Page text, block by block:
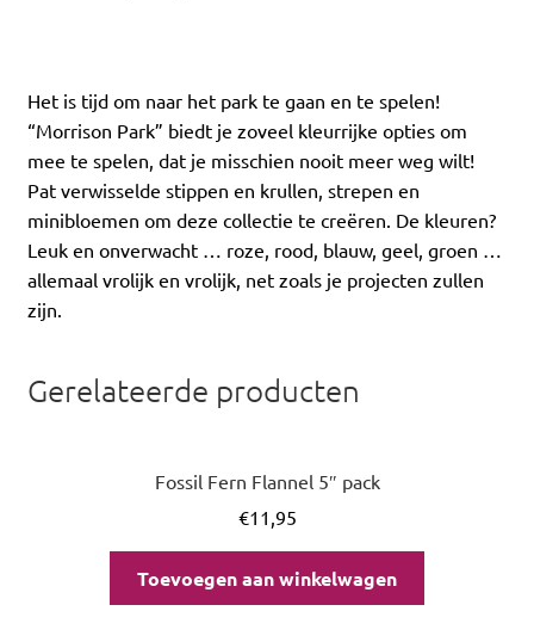
Het is tijd om naar het park te gaan en te spelen!
“Morrison Park” biedt je zoveel kleurrijke opties om
mee te spelen, dat je misschien nooit meer weg wilt!
Pat verwisselde stippen en krullen, strepen en
minibloemen om deze collectie te creëren. De kleuren?
Leuk en onverwacht … roze, rood, blauw, geel, groen …
allemaal vrolijk en vrolijk, net zoals je projecten zullen
zijn.
Gerelateerde producten
Fossil Fern Flannel 5″ pack
€11,95
Toevoegen aan winkelwagen